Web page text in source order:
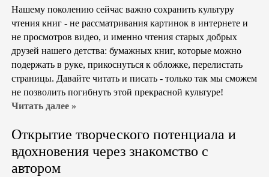
Нашему поколению сейчас важно сохранить культуру
чтения книг - не рассматривания картинок в интернете и
не просмотров видео, и именно чтения старых добрых
друзей нашего детства: бумажных книг, которые можно
подержать в руке, прикоснуться к обложке, перелистать
страницы. Давайте читать и писать - только так мы сможем
не позволить погибнуть этой прекрасной культуре!
Читать далее »
Открытие творческого потенциала и
вдохновения через знакомство с
автором